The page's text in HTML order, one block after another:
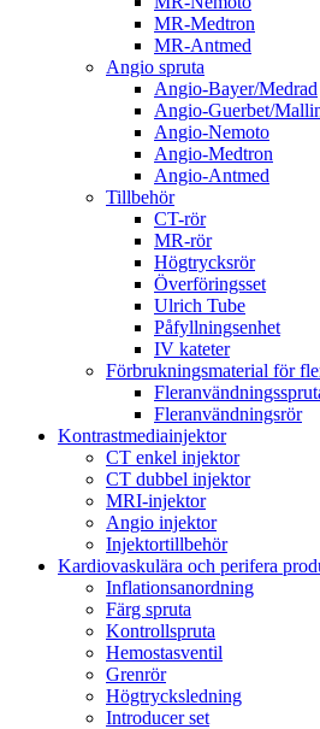
MR-Medtron
MR-Antmed
Angio spruta
Angio-Bayer/Medrad
Angio-Guerbet/
Angio-Nemoto
Angio-Medtron
Angio-Antmed
Tillbehör
CT-rör
MR-rör
Högtrycksrör
Överföringsset
Ulrich Tube
Påfyllningsenhet
IV kateter
Förbrukningsmaterial för
Fleranvändningsrör
Kontrastmediainjektor
CT enkel injektor
CT dubbel injektor
MRI-injektor
Angio injektor
Injektortillbehör
Kardiovaskulära och perifera
Inflationsanordning
Färg spruta
Kontrollspruta
Hemostasventil
Grenrör
Högtrycksledning
Introducer set